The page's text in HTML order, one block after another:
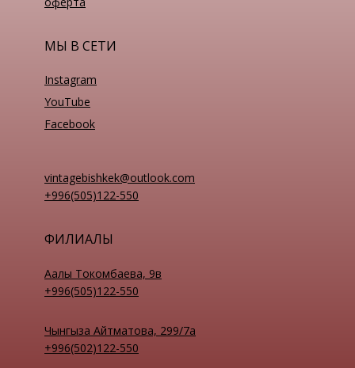
МЫ В СЕТИ
Instagram
YouTube
Facebook
ФИЛИАЛЫ
Аалы Токомбаева, 9в
+996(505)122-550
Чынгыза Айтматова, 299/7а
+996(502)122-550
vintagebishkek@outlook.com
+996(505)122-550